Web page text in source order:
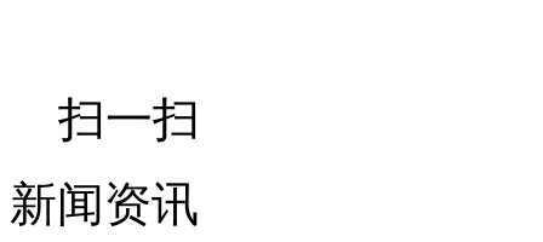
扫一扫
新闻资讯